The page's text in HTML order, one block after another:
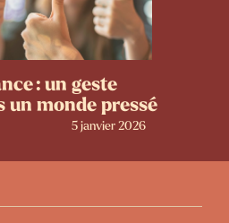
: un geste
un monde pressé
5 janvier 2026